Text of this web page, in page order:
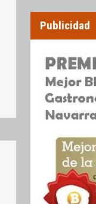
Publicidad